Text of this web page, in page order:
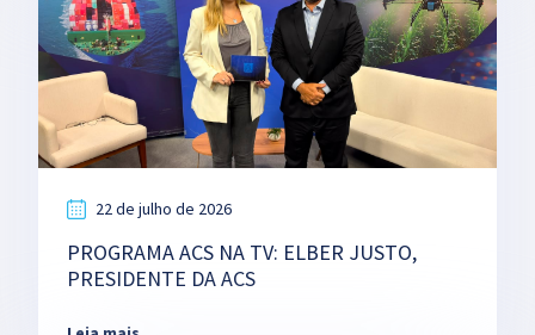
22 de julho de 2026
PROGRAMA ACS NA TV: ELBER JUSTO,
PRESIDENTE DA ACS